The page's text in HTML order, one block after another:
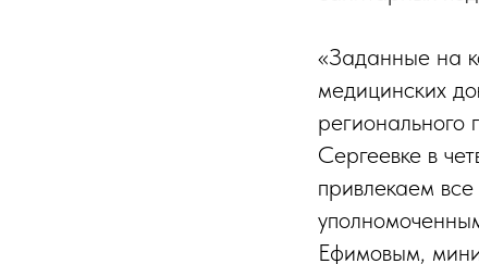
«Заданные на
медицинских
регионального
Сергеевке в
привлекаем
Ефимовым,